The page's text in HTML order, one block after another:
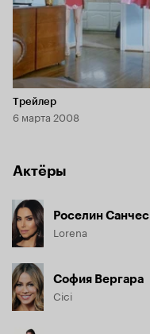
Длительность 3 мин
Трейлер
6 марта 2008
Актёры
Роселин Санчес
Lorena
София Вергара
Cici